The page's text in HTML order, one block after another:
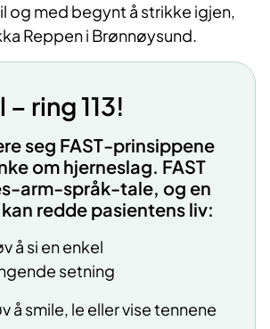
og med begynt å strikke igjen,
Reppen i Brønnøysund.
ring 113!
seg FAST-prinsippene
om hjerneslag. FAST
arm-språk-tale, og en
redde pasientens liv:
å si en enkel
setning
å smile, le eller vise tennene